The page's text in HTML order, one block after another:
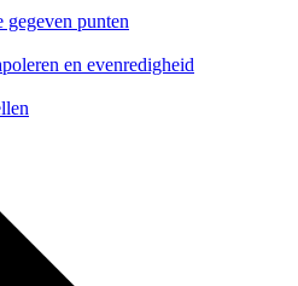
punten
en evenredigheid